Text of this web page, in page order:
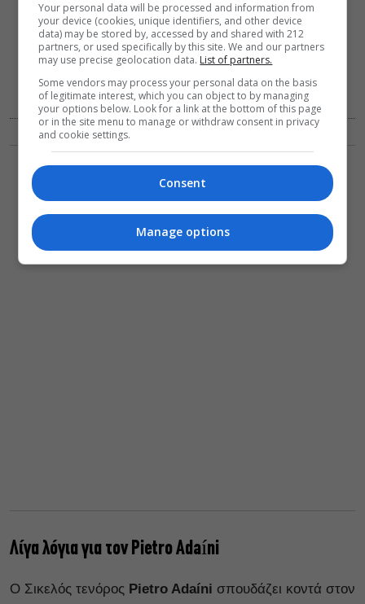
Pietro Adaíni / Φωτογραφία: Victor Santiago
Λίγα λόγια για τον Pietro Adaíni
Ο Σικελός τενόρος Pietro Adaíni σπουδάζει κοντά στον
Your personal data will be processed and information from
your device (cookies, unique identifiers, and other device
data) may be stored by, accessed by and shared with 212
partners, or used specifically by this site. We and our partners
may use precise geolocation data. List of partners.
Some vendors may process your personal data on the basis
of legitimate interest, which you can object to by managing
your options below. Look for a link at the bottom of this page
or in the site menu to manage or withdraw consent in privacy
and cookie settings.
Consent
Manage options